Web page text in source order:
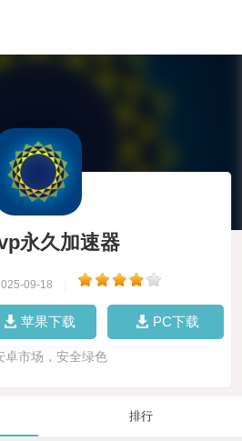
永久加速器
09-18
苹果下载 PC下载
卓市场，安全绿色
排行